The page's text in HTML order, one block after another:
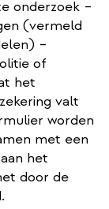
onderzoek –
(vermeld
–
of
het
valt
worden
met een
het
door de